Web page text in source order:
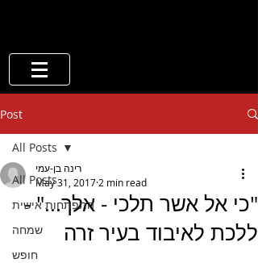
Post
All Posts
התפתחות אישית
שמחה
חופש
All Posts
"כי אל אשר תלכי - אלך..." -
ללכת לאיבוד בעיר זרה
רינה בן-עמי
May 31, 2017 2 min read